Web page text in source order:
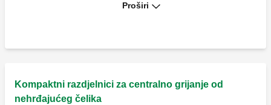
Razdjelnik za sustave grijanja i hlađenja. 5
hlađenja.
Proširi
Kompaktni razdjelnici za centralno grijanje od
nehrđajućeg čelika